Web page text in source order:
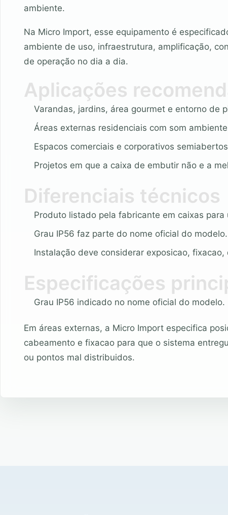
ambiente.
Na Micro Import, esse equipamento é
ambiente de uso, infraestrutura, amplificação,
de operação no dia a dia.
Aplicações
Varandas, jardins, área gourmet e entorno de
Áreas externas residenciais com som
Espacos comerciais e corporativos
Projetos em que a caixa de embutir não e a
Diferenciais técnicos
Produto listado pela fabricante em caixas para
Grau IP56 faz parte do nome oficial do modelo.
Instalação deve considerar exposicao,
Especificações
Grau IP56 indicado no nome oficial do modelo.
Em áreas externas, a Micro Import especifica
cabeamento e fixacao para que o sistema
ou pontos mal distribuidos.